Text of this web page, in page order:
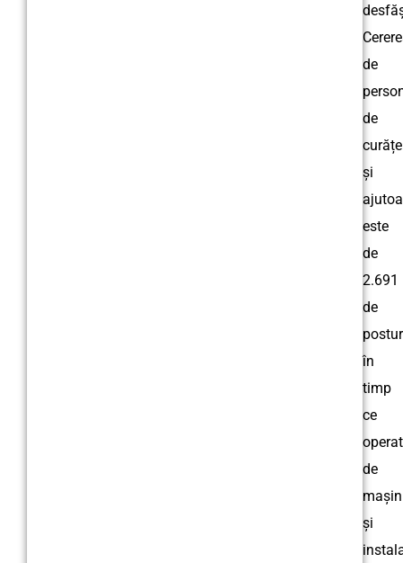
de
de
și
este
de
2.691
de
în
timp
ce
de
și